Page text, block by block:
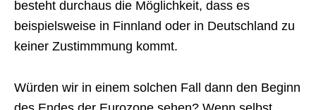
besteht durchaus die Möglichkeit, dass es
beispielsweise in Finnland oder in Deutschland zu
keiner Zustimmmung kommt.
Würden wir in einem solchen Fall dann den Beginn